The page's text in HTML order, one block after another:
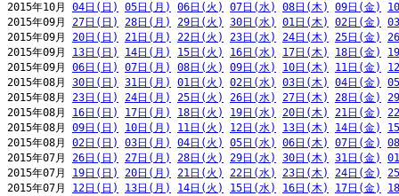
2015年10月 04日(日) 05日(月) 06日(火) 07日(水) 08日(木) 09日(金)
2015年09月 27日(日) 28日(月) 29日(火) 30日(水) 01日(木) 02日(金)
2015年09月 20日(日) 21日(月) 22日(火) 23日(水) 24日(木) 25日(金)
2015年09月 13日(日) 14日(月) 15日(火) 16日(水) 17日(木) 18日(金)
2015年09月 06日(日) 07日(月) 08日(火) 09日(水) 10日(木) 11日(金)
2015年08月 30日(日) 31日(月) 01日(火) 02日(水) 03日(木) 04日(金)
2015年08月 23日(日) 24日(月) 25日(火) 26日(水) 27日(木) 28日(金)
2015年08月 16日(日) 17日(月) 18日(火) 19日(水) 20日(木) 21日(金)
2015年08月 09日(日) 10日(月) 11日(火) 12日(水) 13日(木) 14日(金)
2015年08月 02日(日) 03日(月) 04日(火) 05日(水) 06日(木) 07日(金)
2015年07月 26日(日) 27日(月) 28日(火) 29日(水) 30日(木) 31日(金)
2015年07月 19日(日) 20日(月) 21日(火) 22日(水) 23日(木) 24日(金)
2015年07月 12日(日) 13日(月) 14日(火) 15日(水) 16日(木) 17日(金)